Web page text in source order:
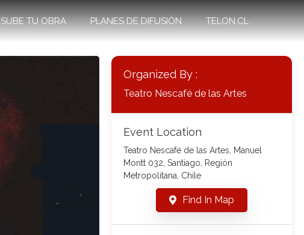
SUBE TU OBRA PLANES DE DIFUSIÓN TELON.CL
Organized By :
Teatro Nescafé de las Artes
Event Location
Teatro Nescafé de las Artes, Manuel
Montt 032, Santiago, Región
Metropolitana, Chile
Find In Map